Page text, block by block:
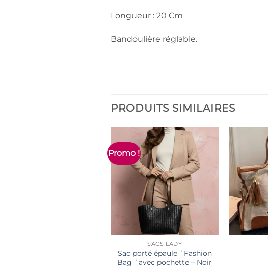
Longueur : 20 Cm
Bandoulière réglable.
PRODUITS SIMILAIRES
Promo !
SACS LADY
Sac porté épaule ” Fashion
Bag ” avec pochette – Noir